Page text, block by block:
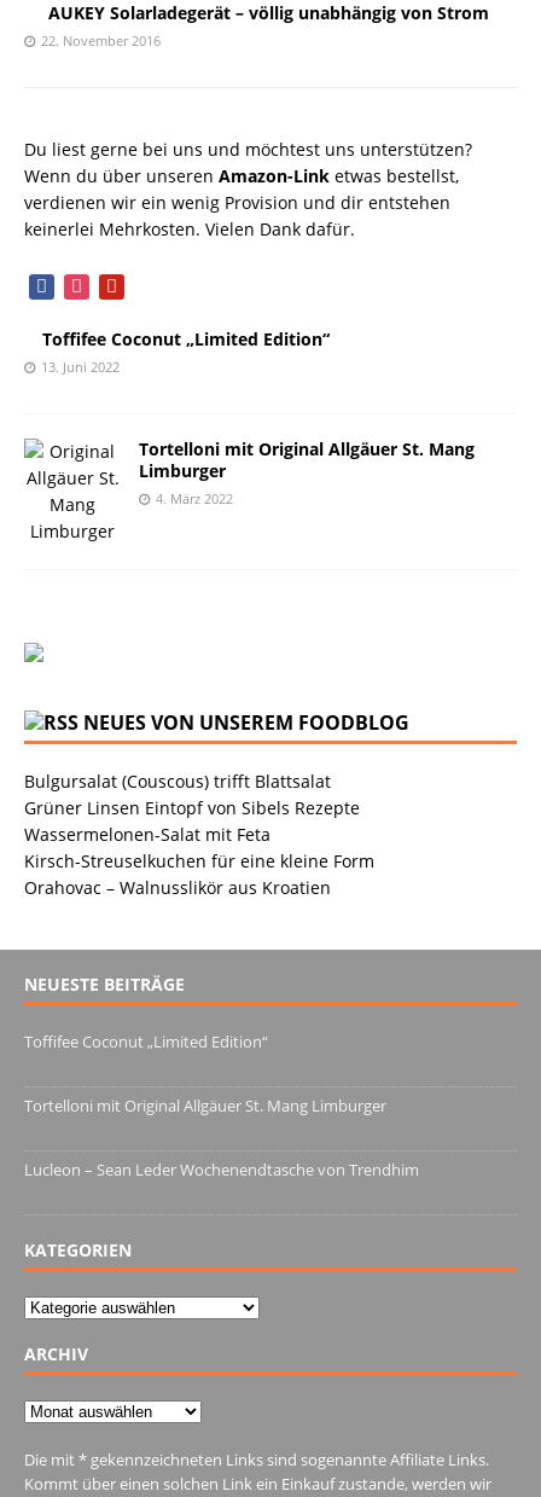
AUKEY Solarladegerät – völlig unabhängig von Strom
22. November 2016
Du liest gerne bei uns und möchtest uns unterstützen?
Wenn du über unseren Amazon-Link etwas bestellst,
verdienen wir ein wenig Provision und dir entstehen
keinerlei Mehrkosten. Vielen Dank dafür.
facebookinstagram
pinterest
Toffifee Coconut „Limited Edition“
13. Juni 2022
Tortelloni mit Original Allgäuer St. Mang
Limburger
4. März 2022
NEUES VON UNSEREM FOODBLOG
Bulgursalat (Couscous) trifft Blattsalat
Grüner Linsen Eintopf von Sibels Rezepte
Wassermelonen-Salat mit Feta
Kirsch-Streuselkuchen für eine kleine Form
Orahovac – Walnusslikör aus Kroatien
NEUESTE BEITRÄGE
Toffifee Coconut „Limited Edition“
Tortelloni mit Original Allgäuer St. Mang Limburger
Lucleon – Sean Leder Wochenendtasche von Trendhim
KATEGORIEN
Kategorien
ARCHIV
Archiv
Die mit * gekennzeichneten Links sind sogenannte Affiliate Links.
Kommt über einen solchen Link ein Einkauf zustande, werden wir